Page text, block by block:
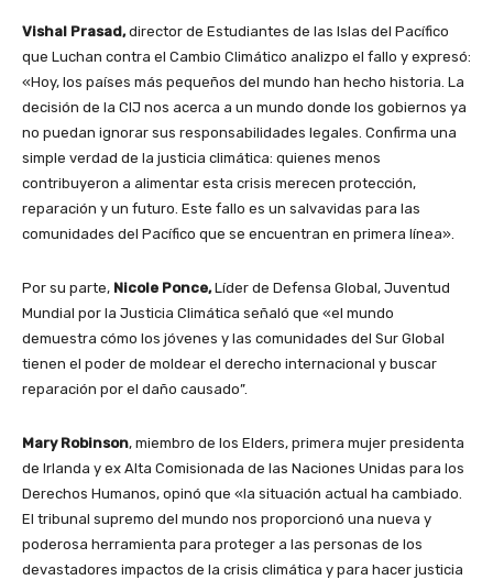
Vishal Prasad,director de Estudiantes de las Islas del Pacífico
que Luchan contra el Cambio Climático analizpo el fallo y expresó:
«Hoy, los países más pequeños del mundo han hecho historia. La
decisión de la CIJ nos acerca a un mundo donde los gobiernos ya
no puedan ignorar sus responsabilidades legales. Confirma una
simple verdad de la justicia climática: quienes menos
contribuyeron a alimentar esta crisis merecen protección,
reparación y un futuro. Este fallo es un salvavidas para las
comunidades del Pacífico que se encuentran en primera línea».
Por su parte, Nicole Ponce,Líder de Defensa Global, Juventud
Mundial por la Justicia Climática señaló que «el mundo
demuestra cómo los jóvenes y las comunidades del Sur Global
tienen el poder de moldear el derecho internacional y buscar
reparación por el daño causado”.
Mary Robinson, miembro de los Elders, primera mujer presidenta
de Irlanda y ex Alta Comisionada de las Naciones Unidas para los
Derechos Humanos, opinó que «la situación actual ha cambiado.
El tribunal supremo del mundo nos proporcionó una nueva y
poderosa herramienta para proteger a las personas de los
devastadores impactos de la crisis climática y para hacer justicia